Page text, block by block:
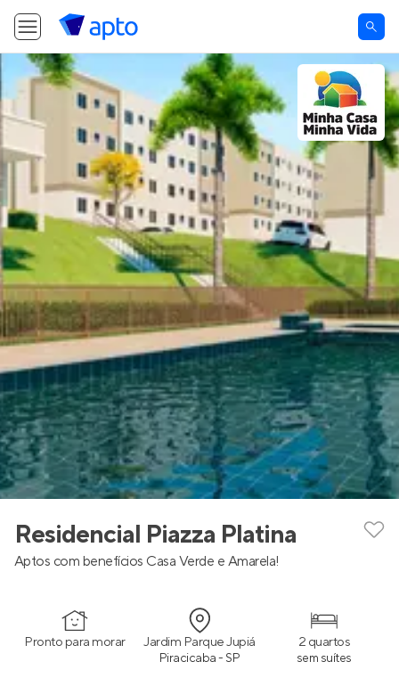
Residencial Piazza Platina
Aptos com benefícios Casa Verde e Amarela!
Pronto para morar Jardim Parque Jupiá
Piracicaba - SP
2 quartos
sem suítes